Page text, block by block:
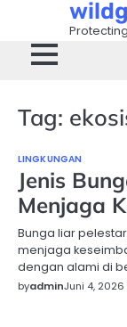
content
Tag:
LINGKUNGAN
Jenis
Menjaga
Bunga liar
menjaga
dengan alami di
byadminJuni 4, 2026